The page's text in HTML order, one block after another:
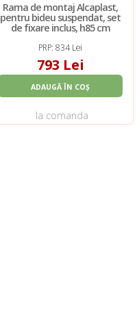
Rama de montaj Alcaplast,
pentru bideu suspendat, set
de fixare inclus, h85 cm
PRP: 834 Lei
793 Lei
ADAUGĂ ÎN COȘ
la comanda